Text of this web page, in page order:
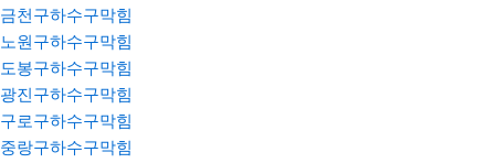
금천구하수구막힘
노원구하수구막힘
도봉구하수구막힘
광진구하수구막힘
구로구하수구막힘
중랑구하수구막힘